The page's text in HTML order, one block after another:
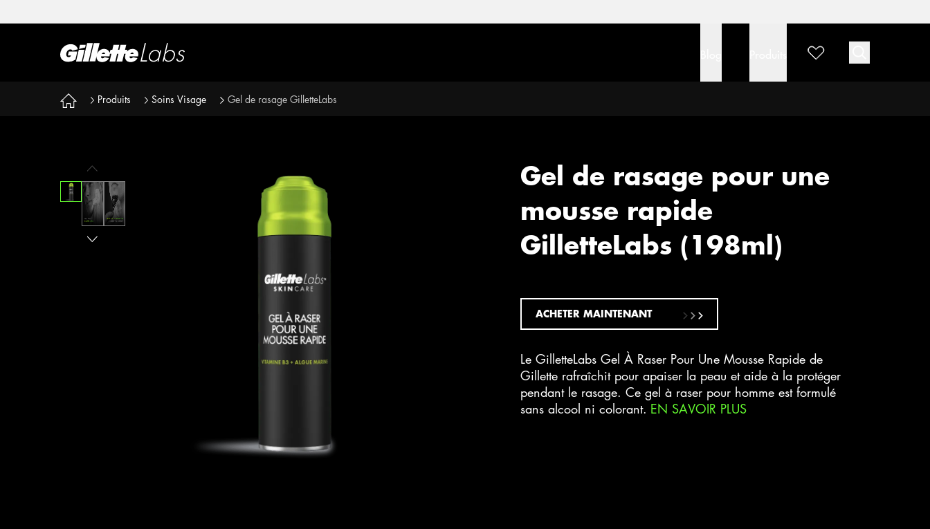
Produits Soins Visage Gel de rasage GilletteLabs
Gel de rasage pour une
mousse rapide
GilletteLabs (198ml)
ACHETER MAINTENANT
Le GilletteLabs Gel À Raser Pour Une Mousse Rapide de
Gillette rafraîchit pour apaiser la peau et aide à la protéger
pendant le rasage. Ce gel à raser pour homme est formulé
sans alcool ni colorant. EN SAVOIR PLUS